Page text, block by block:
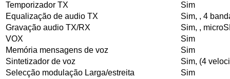
Temporizador TX
Sim
Equalização de audio TX
Sim, , 4
Gravação audio TX/RX
Sim, ,
VOX
Sim
Memória mensagens de voz
Sim
Sintetizador de voz
Sim, (4
Selecção modulação Larga/estreita
Sim